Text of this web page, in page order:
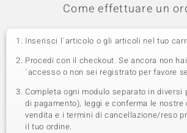
Come effettuare un
Inserisci l´articolo o gli articoli nel tuo
Procedi con il checkout. Se ancora non
´accesso o non sei registrato per favore
Completa ogni modulo separato in diversi
di pagamento), leggi e conferma le nostre
vendita e i termini di cancellazione/reso
il tuo ordine.